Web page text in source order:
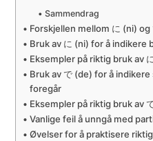
Sammendrag
Forskjellen mellom に (ni) og
Bruk av に (ni) for å
Eksempler på riktig bruk av
Bruk av で (de) for å
foregår
Eksempler på riktig bruk av
Vanlige feil å unngå med
Øvelser for å praktisere